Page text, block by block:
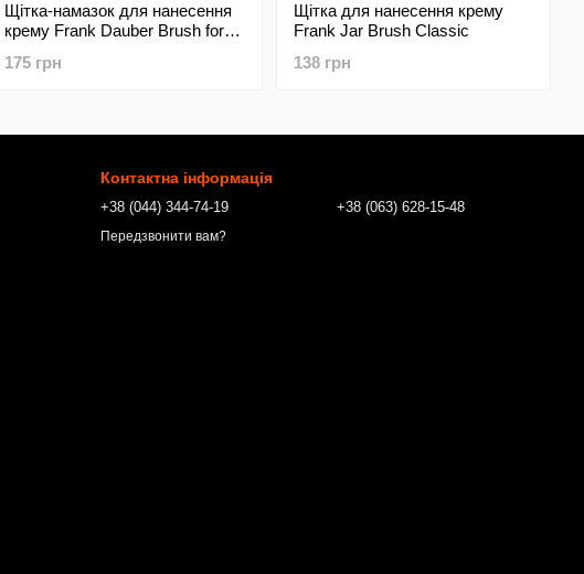
Щітка-намазок для нанесення
крему Frank Dauber Brush for
175 грн
Щітка для нанесення крему
Frank Jar Brush Classic
138 грн
Контактна інформація
+38 (044) 344-74-19
Передзвонити вам?
+38 (063) 628-15-48